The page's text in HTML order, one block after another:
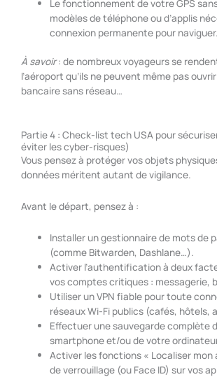
Le fonctionnement de votre GPS
modèles de téléphone ou d’applis
connexion permanente pour naviguer.
À savoir: de nombreux voyageurs se
l’aéroport qu’ils ne peuvent même pas
bancaire sans réseau…
Partie 4 : Check-list tech USA pour
éviter les cyber-risques)
Vous pensez à protéger vos objets
données méritent autant de vigilance.
Avant le départ, pensez à :
Installer un gestionnaire de mots de
(comme Bitwarden, Dashlane…).
Activer l’authentification à deux
vos comptes critiques : messagerie,
Utiliser un VPN fiable pour toute
réseaux Wi-Fi publics (cafés, hôtels,
Effectuer une sauvegarde complète
smartphone et/ou de votre
Activer les fonctions « Localiser mon
de verrouillage (ou Face ID) sur vos